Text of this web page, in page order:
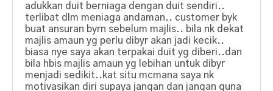
adukkan duit berniaga dengan duit sendiri..
terlibat dlm meniaga andaman.. customer byk
buat ansuran byrn sebelum majlis.. bila nk dekat
majlis amaun yg perlu dibyr akan jadi kecik..
biasa nye saya akan terpakai duit yg diberi..dan
bila hbis majlis amaun yg lebihan untuk dibyr
menjadi sedikit..kat situ mcmana saya nk
motivasikan diri supaya jangan dan jangan guna